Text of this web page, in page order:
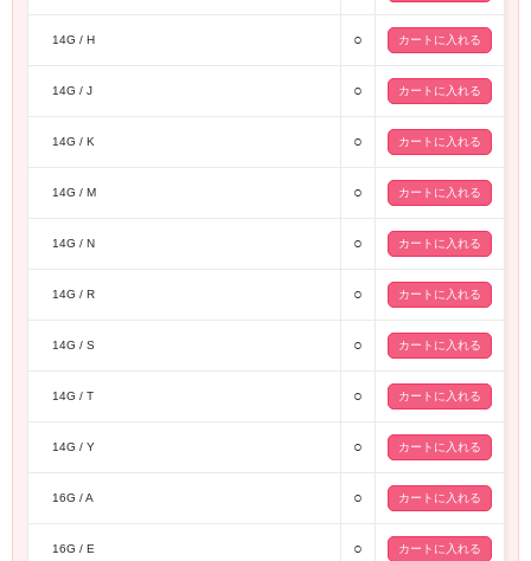
14G / H ○
14G / J ○
14G / K ○
14G / M ○
14G / N ○
14G / R ○
14G / S ○
14G / T ○
14G / Y ○
16G / A ○
16G / E ○